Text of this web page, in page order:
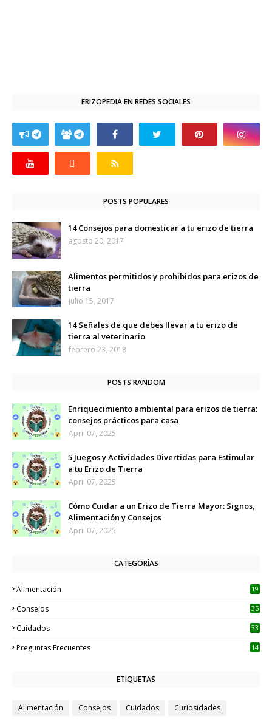
ERIZOPEDIA EN REDES SOCIALES
POSTS POPULARES
14 Consejos para domesticar a tu erizo de tierra
agosto 20, 2017
Alimentos permitidos y prohibidos para erizos de
tierra
julio 15, 2017
14 Señales de que debes llevar a tu erizo de
tierra al veterinario
febrero 23, 2018
POSTS RANDOM
Enriquecimiento ambiental para erizos de tierra:
consejos prácticos para casa
April 07, 2025
5 Juegos y Actividades Divertidas para Estimular
a tu Erizo de Tierra
April 07, 2025
Cómo Cuidar a un Erizo de Tierra Mayor: Signos,
Alimentación y Consejos
April 07, 2025
CATEGORÍAS
Alimentación 19
Consejos 35
Cuidados 33
Preguntas Frecuentes 14
ETIQUETAS
Alimentación Consejos Cuidados
Curiosidades